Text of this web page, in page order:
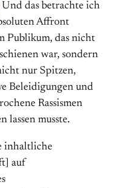
Und das betrachte ich
Affront
Publikum, das nicht
war, sondern
nur Spitzen,
Beleidigungen und
Rassismen
lassen musste.
inhaltliche
auf